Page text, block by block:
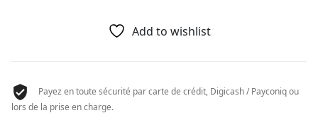
SATIN
06
Add to wishlist
Payez en toute sécurité par carte de crédit, Digicash / Payconiq ou
lors de la prise en charge.